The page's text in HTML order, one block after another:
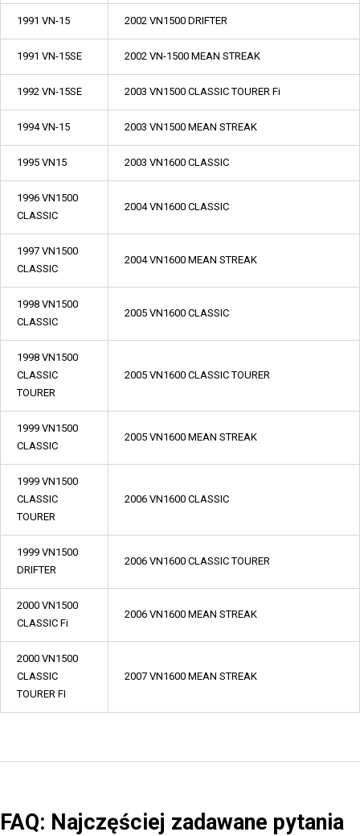
1991 VN-15 2002 VN1500 DRIFTER
1991 VN-15SE 2002 VN-1500 MEAN STREAK
1992 VN-15SE 2003 VN1500 CLASSIC TOURER Fi
1994 VN-15 2003 VN1500 MEAN STREAK
1995 VN15 2003 VN1600 CLASSIC
1996 VN1500
CLASSIC
2004 VN1600 CLASSIC
1997 VN1500
CLASSIC
2004 VN1600 MEAN STREAK
1998 VN1500
CLASSIC
2005 VN1600 CLASSIC
1998 VN1500
CLASSIC
TOURER
2005 VN1600 CLASSIC TOURER
1999 VN1500
CLASSIC
2005 VN1600 MEAN STREAK
1999 VN1500
CLASSIC
TOURER
2006 VN1600 CLASSIC
1999 VN1500
DRIFTER
2006 VN1600 CLASSIC TOURER
2000 VN1500
CLASSIC Fi
2006 VN1600 MEAN STREAK
2000 VN1500
CLASSIC
TOURER FI
2007 VN1600 MEAN STREAK
FAQ: Najczęściej zadawane pytania